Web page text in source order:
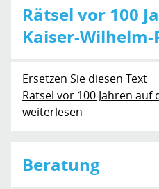
Rätsel vor 100
Kaiser-Wilhelm-
Ersetzen Sie diesen Text
Rätsel vor 100 Jahren
weiterlesen
Beratung